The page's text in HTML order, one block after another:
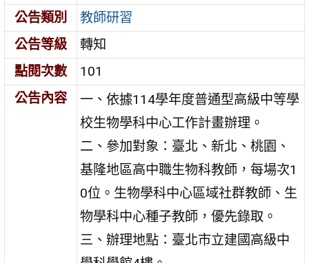
公告類別
教師研習
公告等級
轉知
點閱次數
101
公告內容
一、依據114學年度普通型高級中等學
校生物學科中心工作計畫辦理。
二、參加對象：臺北、新北、桃園、
基隆地區高中職生物科教師，每場次1
0位。生物學科中心區域社群教師、生
物學科中心種子教師，優先錄取。
三、辦理地點：臺北市立建國高級中